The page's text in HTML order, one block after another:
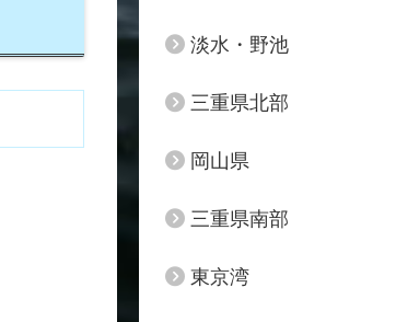
淡水・野池
三重県北部
岡山県
三重県南部
東京湾